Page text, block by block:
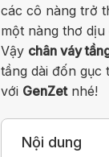
các cô nàng trở
một nàng thơ
Vậy chân váy
tầng dài đốn gục
với GenZetnhé!
Nội dung